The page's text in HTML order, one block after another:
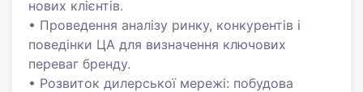
нових клієнтів.
• Проведення аналізу ринку, конкурентів і
поведінки ЦА для визначення ключових
переваг бренду.
• Розвиток дилерської мережі: побудова